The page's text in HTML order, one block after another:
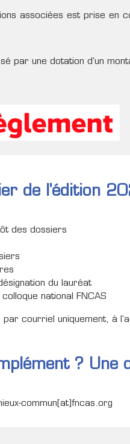
associées est prise en
par une dotation d'un
de l'édition
des dossiers
du lauréat
national FNCAS
courriel uniquement, à
? Une
commun[at]fncas.org